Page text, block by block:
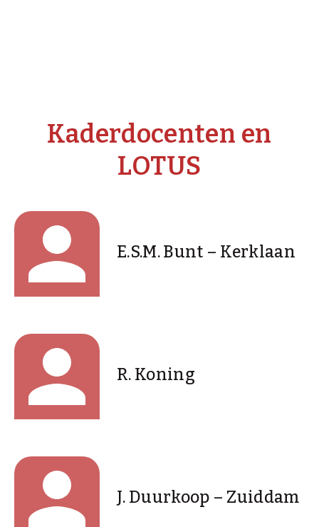
Kaderdocenten en
LOTUS
E.S.M. Bunt – Kerklaan
R. Koning
J. Duurkoop – Zuiddam